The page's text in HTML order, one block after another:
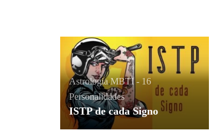
Astrologia,MBTI - 16
Personalidades
ISTP de cada Signo